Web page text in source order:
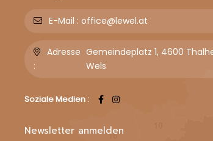
E-Mail : office@lewel.at
Adresse
:
Gemeindeplatz 1, 4600
Wels
Soziale Medien :
Newsletter anmelden